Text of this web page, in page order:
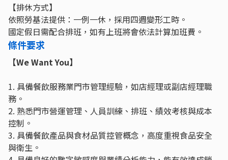
【排休方式】
依照勞基法提供：一例一休，採用四週變形工時。
國定假日需配合排班，如有上班將會依法計算加班費。
條件要求
【We Want You】
1. 具備餐飲服務業門市管理經驗，如店經理或副店經理職
務。
2. 熟悉門市營運管理、人員訓練、排班、績效考核與成本
控制。
3. 具備餐飲產品與食材品質控管概念，高度重視食品安全
與衛生。